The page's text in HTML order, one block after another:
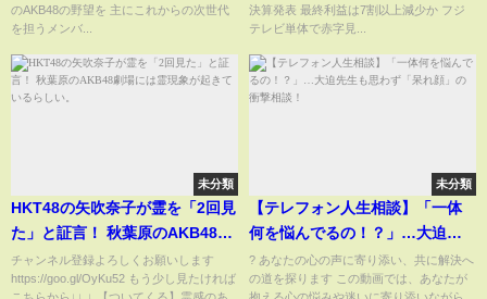
のAKB48の野望を 主にこれからの次世代
を担うメンバ...
決算発表 最終利益は7割以上減少か フジ
テレビ単体で赤字見...
未分類
HKT48の矢吹奈子が霊を「2回見
た」と証言！ 秋葉原のAKB48劇
場には霊現象が起きているらし
い。
チャンネル登録よろしくお願いします
https://goo.gl/OyKu52 もう少し見たければ
こちらから↓↓ ↓ 【ついてくる】霊感のあ...
未分類
【テレフォン人生相談】「一体
何を悩んでるの！？」…大迫先
生も思わず「呆れ顔」の衝撃相
談！
? あなたの心の声に寄り添い、共に解決へ
の道を探ります この動画では、あなたが
抱える心の悩みや迷いに寄り添いながら、